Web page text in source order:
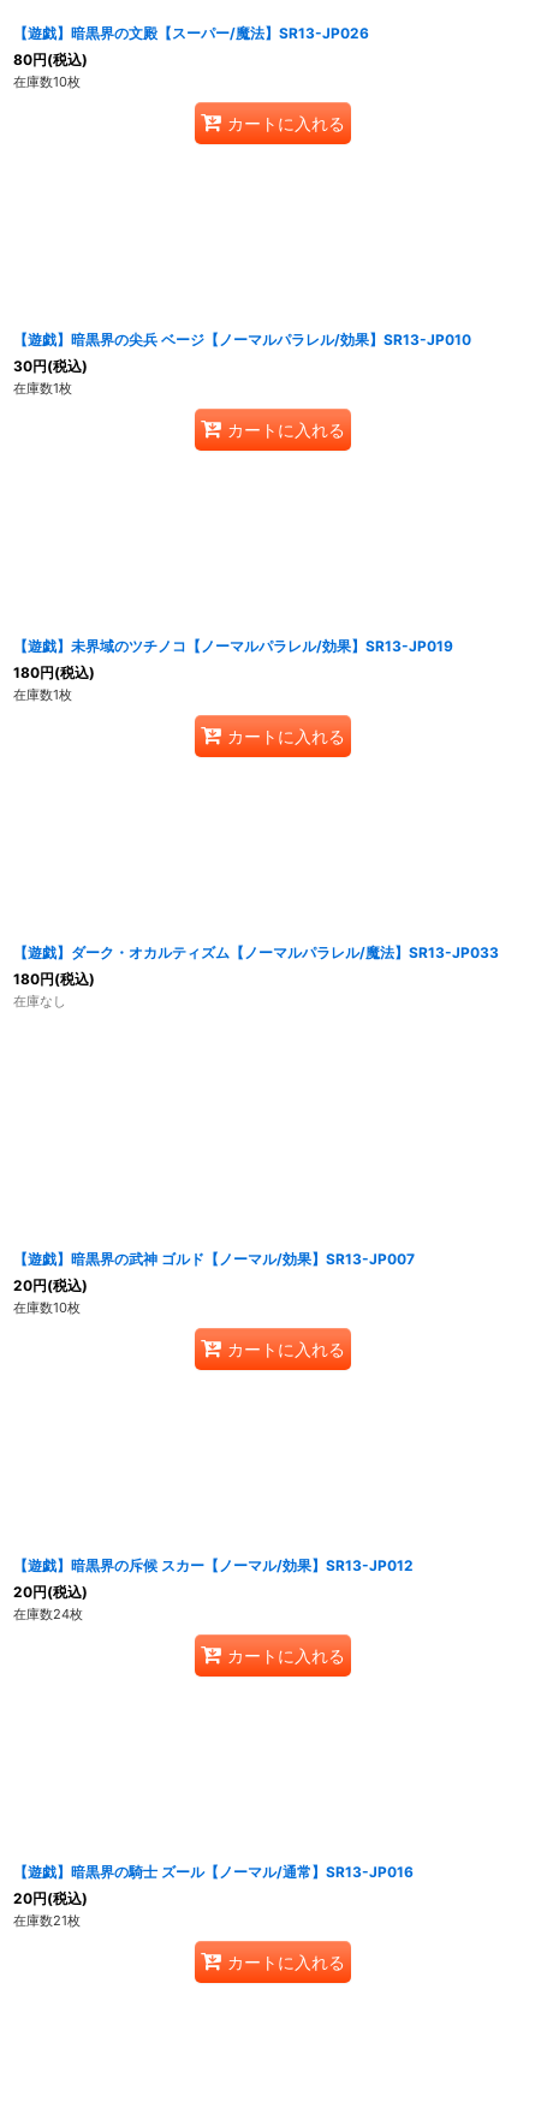
【遊戯】暗黒界の文殿【スーパー/魔法】SR13-JP026
80円(税込)
在庫数10枚
カートに入れる
【遊戯】暗黒界の尖兵 ベージ【ノーマルパラレル/効果】SR13-JP010
30円(税込)
在庫数1枚
カートに入れる
【遊戯】未界域のツチノコ【ノーマルパラレル/効果】SR13-JP019
180円(税込)
在庫数1枚
カートに入れる
【遊戯】ダーク・オカルティズム【ノーマルパラレル/魔法】SR13-JP033
180円(税込)
在庫なし
【遊戯】暗黒界の武神 ゴルド【ノーマル/効果】SR13-JP007
20円(税込)
在庫数10枚
カートに入れる
【遊戯】暗黒界の斥候 スカー【ノーマル/効果】SR13-JP012
20円(税込)
在庫数24枚
カートに入れる
【遊戯】暗黒界の騎士 ズール【ノーマル/通常】SR13-JP016
20円(税込)
在庫数21枚
カートに入れる